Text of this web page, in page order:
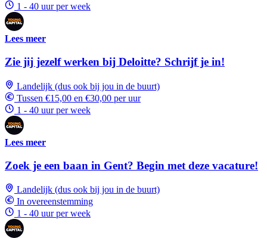
1 - 40 uur per week
Lees meer
Zie jij jezelf werken bij Deloitte? Schrijf je in!
Landelijk (dus ook bij jou in de buurt)
Tussen €15,00 en €30,00 per uur
1 - 40 uur per week
Lees meer
Zoek je een baan in Gent? Begin met deze vacature!
Landelijk (dus ook bij jou in de buurt)
In overeenstemming
1 - 40 uur per week